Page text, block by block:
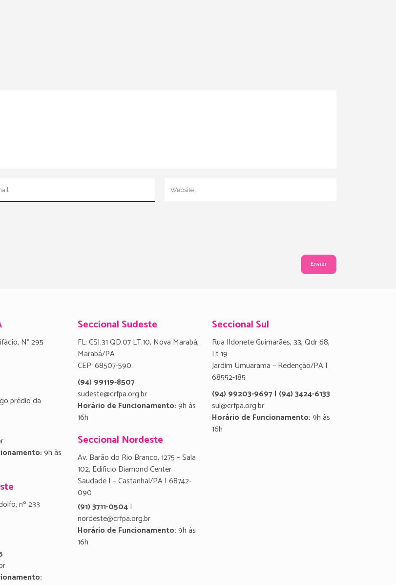
N° 295
prédio da
9h às
nº 233
Seccional Sudeste
FL: CSI.31 QD.07 LT.10, Nova Marabá,
Marabá/PA
CEP: 68507-590.
(94) 99119-8507
sudeste@crfpa.org.br
Horário de Funcionamento:9h às
16h
Seccional Nordeste
Av. Barão do Rio Branco, 1275 – Sala
102, Edifício Diamond Center
Saudade I – Castanhal/PA | 68742-
090
(91) 3711-0504|
nordeste@crfpa.org.br
Horário de Funcionamento:9h às
16h
Seccional Sul
Rua Ildonete Guimarães, 33, Qdr 68,
Lt 19
Jardim Umuarama – Redenção/PA |
68552-185
(94) 99203-9697 | (94) 3424-6133
sul@crfpa.org.br
Horário de Funcionamento:9h às
16h